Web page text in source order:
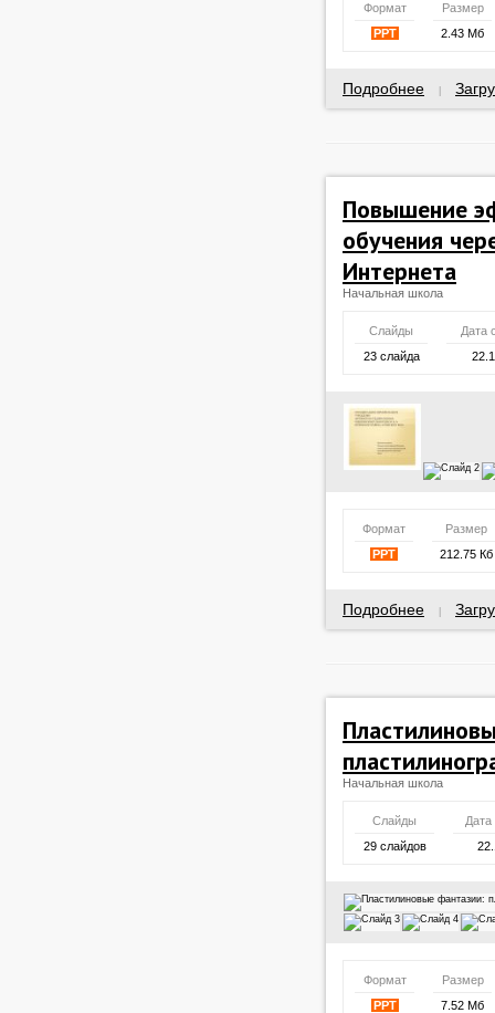
Формат
Размер
PPT
2.43 Мб
Подробнее
Повышение
обучения
Интернета
Начальная школа
Слайды
Дата
23 слайда
Формат
Размер
PPT
212.75 Кб
Подробнее
Начальная школа
Слайды
Дата
29 слайдов
Формат
Размер
PPT
7.52 Мб